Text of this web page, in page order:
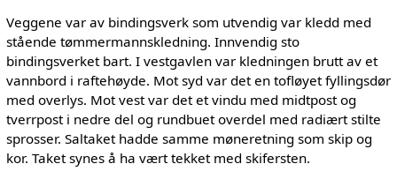
Veggene var av bindingsverk som utvendig var kledd med
stående tømmermannskledning. Innvendig sto
bindingsverket bart. I vestgavlen var kledningen brutt av et
vannbord i raftehøyde. Mot syd var det en tofløyet fyllingsdør
med overlys. Mot vest var det et vindu med midtpost og
tverrpost i nedre del og rundbuet overdel med radiært stilte
sprosser. Saltaket hadde samme møneretning som skip og
kor. Taket synes å ha vært tekket med skifersten.